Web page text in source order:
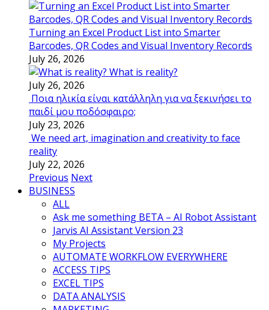
Turning an Excel Product List into Smarter
Barcodes, QR Codes and Visual Inventory Records
July 26, 2026
What is reality?
July 26, 2026
Ποια ηλικία είναι κατάλληλη για να ξεκινήσει το
παιδί μου ποδόσφαιρο;
July 23, 2026
We need art, imagination and creativity to face
reality
July 22, 2026
Previous Next
BUSINESS
ALL
Ask me something BETA – AI Robot Assistant
Jarvis AI Assistant Version 23
My Projects
AUTOMATE WORKFLOW EVERYWHERE
ACCESS TIPS
EXCEL TIPS
DATA ANALYSIS